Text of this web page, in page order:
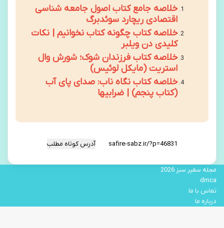
خلاصه جامع کتاب اصول جامعه شناسی
اقتصادی ریچارد سوئدبرگ
خلاصه کتاب چگونه کتاب نخوانیم | نکات
کلیدی دن ویلبر
خلاصه کتاب فرزندان شوک؛ شورش وال
استریت (مایکل لوئیس)
خلاصه کتاب نگاه ناب: صدای پای آب
(کتاب پنجم) | ضرابیها
آدرس کوتاه مطلب
مجله سفیر سبز 2026
dmca
تماس با ما
درباره ما